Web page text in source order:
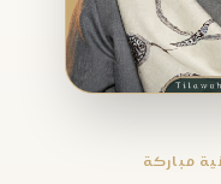
مباركة